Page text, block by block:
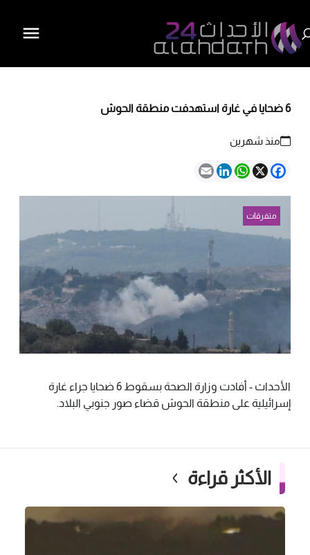
6 ضحايا في غارة استهدفت منطقة الحوش
منذ شهرين
Facebook
X
WhatsApp
LinkedIn
Email
متفرقات
الأحداث - أفادت وزارة الصحة بسقوط 6 ضحايا جراء غارة
إسرائيلية على منطقة الحوش قضاء صور جنوبي البلاد.
الأكثر قراءة